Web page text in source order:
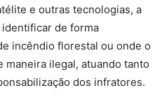
e outras tecnologias, a
de forma
incêndio florestal ou onde o
ilegal, atuando tanto
dos infratores.